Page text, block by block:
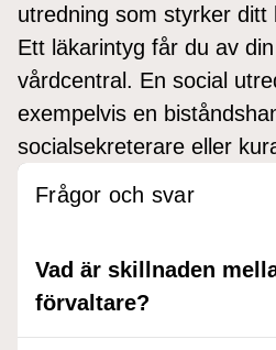
utredning som styrker ditt
Ett läkarintyg får du av
vårdcentral. En social
exempelvis en
socialsekreterare eller
Frågor och svar
Vad är skillnaden
förvaltare?